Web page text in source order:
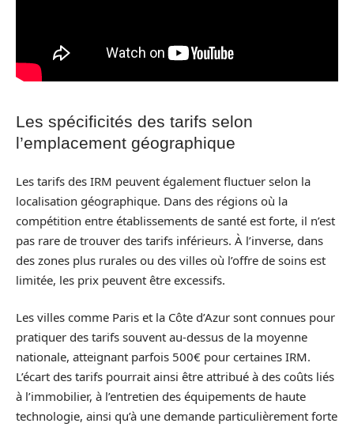
Les spécificités des tarifs selon
l’emplacement géographique
Les tarifs des IRM peuvent également fluctuer selon la
localisation géographique. Dans des régions où la
compétition entre établissements de santé est forte, il n’est
pas rare de trouver des tarifs inférieurs. À l’inverse, dans
des zones plus rurales ou des villes où l’offre de soins est
limitée, les prix peuvent être excessifs.
Les villes comme Paris et la Côte d’Azur sont connues pour
pratiquer des tarifs souvent au-dessus de la moyenne
nationale, atteignant parfois 500€ pour certaines IRM.
L’écart des tarifs pourrait ainsi être attribué à des coûts liés
à l’immobilier, à l’entretien des équipements de haute
technologie, ainsi qu’à une demande particulièrement forte